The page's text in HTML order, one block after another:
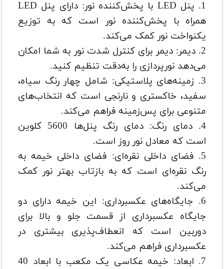
1. پنل LED با پخش‌کننده نور: دارای پنل LED
همراه با پخش‌کننده نور است که به توزیع
یکنواخت نور کمک می‌کند.
2. دیمر: دیمر برای کنترل شدت نور به شما امکان
می‌دهد نورپردازی را به‌دقت تنظیم کنید.
3. زمینه‌های پلاستیکی: شامل چهار رنگ سیاه،
سفید، خاکستری و نارنجی است که انتخاب‌های
متنوعی برای پس‌زمینه فراهم می‌کند.
4. دمای رنگ: دمای رنگ پنل‌ها 5600 کلوین
است که معادل نور روز است.
5. فضای داخلی نقره‌ای: فضای داخلی خیمه به
رنگ نقره‌ای است که به بازتاب بهتر نور کمک
می‌کند.
6. جایگاه‌های عکسبرداری: این خیمه دارای دو
جایگاه عکسبرداری از قسمت جلو و بالا برای
دوربین است که انعطاف‌پذیری بیشتری در
عکسبرداری فراهم می‌کند.
7. ابعاد: خیمه عکاسی یک مکعب با ابعاد 40